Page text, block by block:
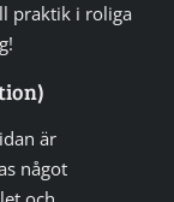
praktik i roliga
är
något